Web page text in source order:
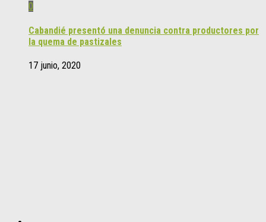
0
Cabandié presentó una denuncia contra productores por
la quema de pastizales
17 junio, 2020